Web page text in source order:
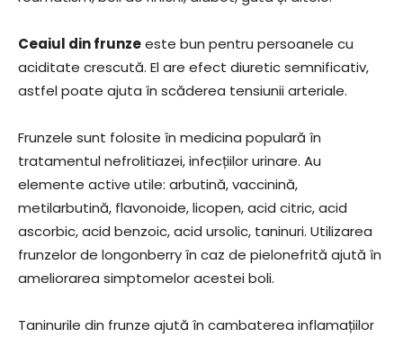
Ceaiul din frunzeeste bun pentru persoanele cu
aciditate crescută. El are efect diuretic semnificativ,
astfel poate ajuta în scăderea tensiunii arteriale.
Frunzele sunt folosite în medicina populară în
tratamentul nefrolitiazei, infecțiilor urinare. Au
elemente active utile: arbutină, vaccinină,
metilarbutină, flavonoide, licopen, acid citric, acid
ascorbic, acid benzoic, acid ursolic, taninuri. Utilizarea
frunzelor de longonberry în caz de pielonefrită ajută în
ameliorarea simptomelor acestei boli.
Taninurile din frunze ajută în cambaterea inflamațiilor